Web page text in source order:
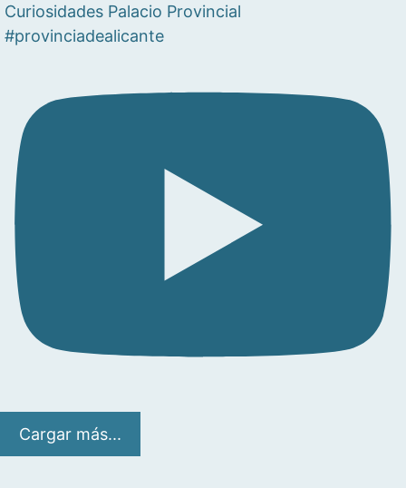
Curiosidades Palacio Provincial
#provinciadealicante
Cargar más...